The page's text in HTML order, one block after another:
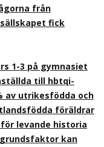
från
fick
1-3 på gymnasiet
till hbtqi-
av utrikesfödda och
föräldrar
levande historia
kan